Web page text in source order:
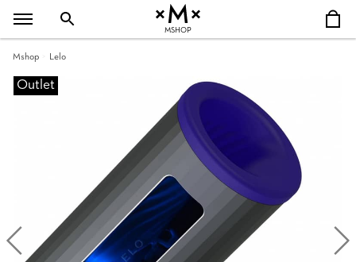
MSHOP
Mshop Lelo
Outlet